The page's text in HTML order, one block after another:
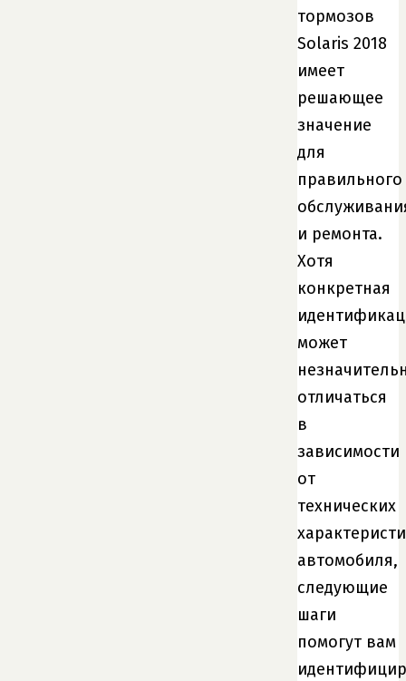
тормозов
Solaris 2018
имеет
решающее
значение
для
правильного
и ремонта.
Хотя
конкретная
может
отличаться
в
зависимости
от
технических
автомобиля,
следующие
шаги
помогут вам